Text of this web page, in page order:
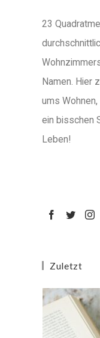
23
Namen. Hier
ums
ein bisschen
Leben!
Zuletzt